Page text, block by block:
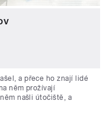
a přece ho znají lidé
něm prožívají
našli útočiště, a